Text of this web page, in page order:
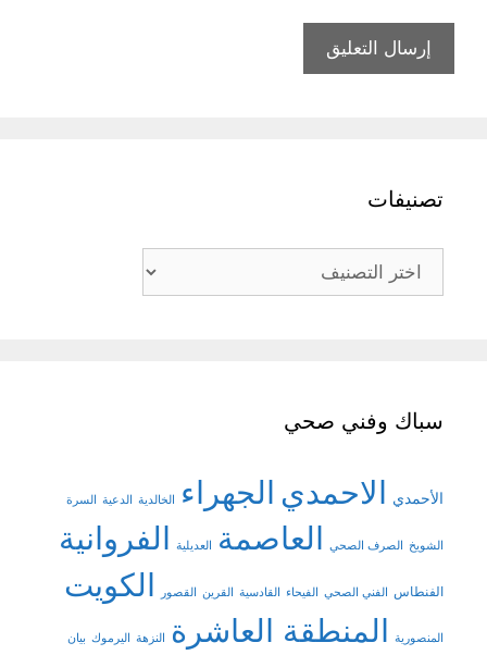
تصنيفات
تصنيفات
سباك وفني صحي
الأحمدي الاحمدي الجهراء الخالدية الدعية السرة
الشويخ الصرف الصحي العاصمة العديلية الفروانية
الفنطاس الفني الصحي الفيحاء القادسية القرين القصور الكويت
المنصورية المنطقة العاشرة النزهة اليرموك بيان